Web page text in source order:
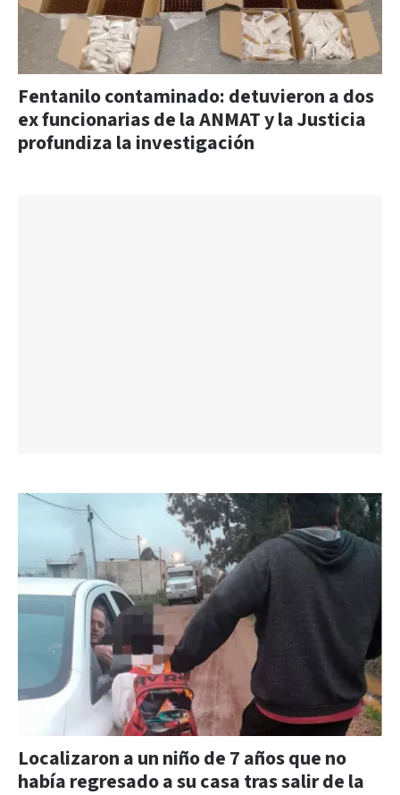
Fentanilo contaminado: detuvieron a dos
ex funcionarias de la ANMAT y la Justicia
profundiza la investigación
Localizaron a un niño de 7 años que no
había regresado a su casa tras salir de la